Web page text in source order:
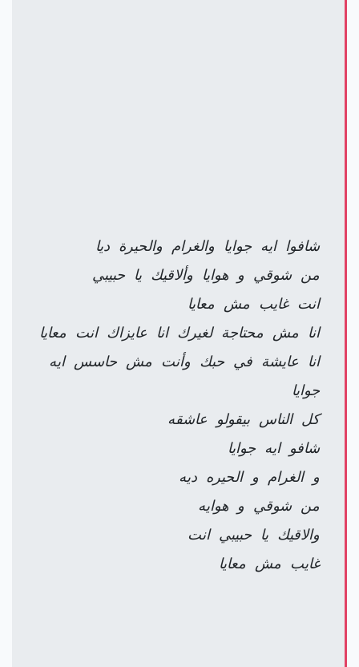
شافوا ايه جوايا والغرام والحيرة ديا
من شوقي و هوايا وألاقيك يا حبيبي
انت غايب مش معايا
انا مش محتاجة لغيرك انا عايزاك انت معايا
انا عايشة في حبك وأنت مش حاسس ايه
جوايا
كل الناس بيقولو عاشقه
شافو ايه جوايا
و الغرام و الحيره ديه
من شوقي و هوايه
والاقيك يا حبيبي انت
غايب مش معايا